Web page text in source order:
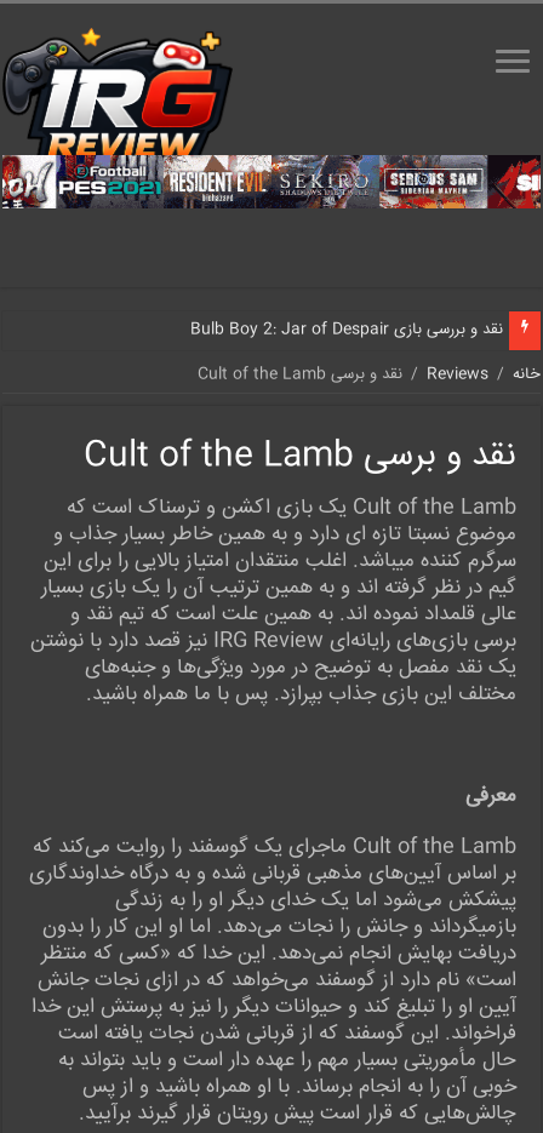
نقد و بررسی بازی Bulb Boy 2: Jar of Despair
خانه /
Reviews
/ نقد و برسی Cult of the Lamb
نقد و برسی Cult of the Lamb
Cult of the Lamb یک بازی اکشن و ترسناک است که
موضوع نسبتا تازه ای دارد و به همین خاطر بسیار جذاب و
سرگرم کننده میباشد. اغلب منتقدان امتیاز بالایی را برای این
گیم در نظر گرفته اند و به همین ترتیب آن را یک بازی بسیار
عالی قلمداد نموده اند. به همین علت است که تیم نقد و
برسی بازی‌های رایانه‌ای IRG Review نیز قصد دارد با نوشتن
یک نقد مفصل به توضیح در مورد ویژگی‌ها و جنبه‌های
مختلف این بازی جذاب بپرازد. پس با ما همراه باشید.
معرفی
Cult of the Lamb ماجرای یک گوسفند را روایت می‌کند که
بر اساس آیین‌های مذهبی قربانی شده و به درگاه خداوندگاری
پیشکش می‌شود اما یک خدای دیگر او را به زندگی
بازمیگرداند و جانش را نجات می‌دهد. اما او این کار را بدون
دریافت بهایش انجام نمی‌دهد. این خدا که «کسی که منتظر
است» نام دارد از گوسفند می‌خواهد که در ازای نجات جانش
آیین او را تبلیغ کند و حیوانات دیگر را نیز به پرستش این خدا
فراخواند. این گوسفند که از قربانی شدن نجات یافته است
حال مأموریتی بسیار مهم را عهده دار است و باید بتواند به
خوبی آن را به انجام برساند. با او همراه باشید و از پس
چالش‌هایی که قرار است پیش رویتان قرار گیرند برآیید.